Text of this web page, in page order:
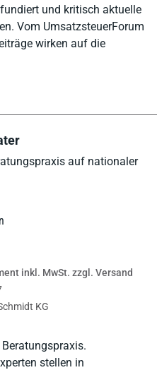
und kritisch aktuelle
Vom UmsatzsteuerForum
wirken auf die
auf nationaler
stellen in
inkl. MwSt. zzgl. Versand
KG